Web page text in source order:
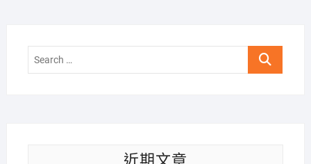
Search
近期文章